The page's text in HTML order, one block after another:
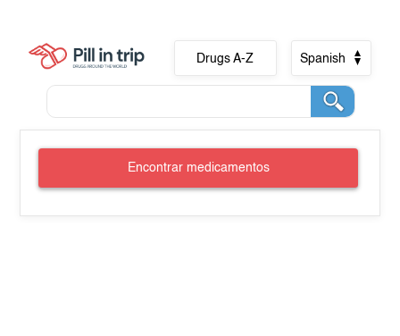
Drugs A-Z Spanish
Encontrar medicamentos